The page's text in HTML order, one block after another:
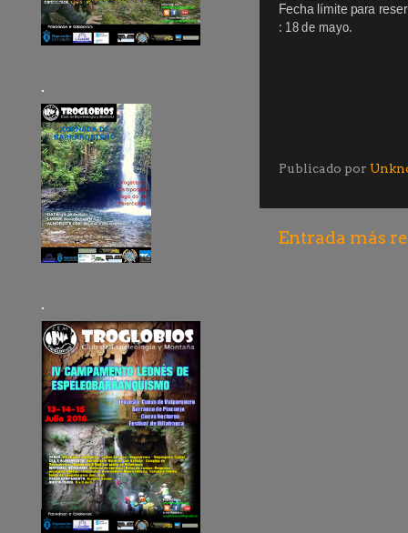
Fecha límite para
: 18 de mayo.
Publicado por
Entrada más
.
.